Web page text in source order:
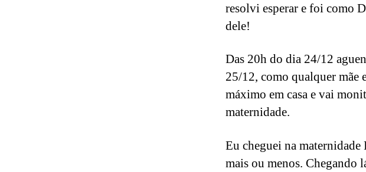
resolvi esperar e foi como
dele!
Das 20h do dia 24/12
25/12, como qualquer mãe
máximo em casa e vai
maternidade.
Eu cheguei na
mais ou menos. Chegando